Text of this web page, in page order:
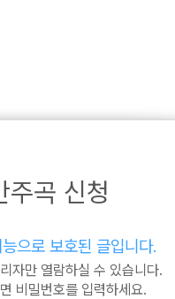
주곡 신청
으로 보호된 글입니다.
자만 열람하실 수 있습니다.
비밀번호를 입력하세요.